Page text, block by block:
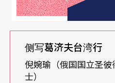
与政治刻意的拉拢关系乃
基剧院，是各国元首访俄
行程点；为此剧院往往必
全剧院为此加倍付出全无
的演出；而泰米卡诺夫与
侧写葛济夫台湾行
倪婉瑜（俄国国立圣
士）